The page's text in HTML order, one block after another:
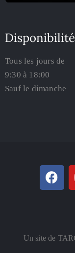
Tous les jours de
9:30 à 18:00
Sauf le dimanche
Un site de